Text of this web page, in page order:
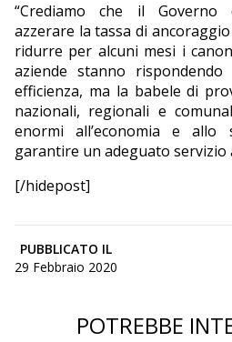
“Crediamo che il Governo
azzerare la tassa di
ridurre per alcuni mesi i
aziende stanno
efficienza, ma la babele di
nazionali, regionali e
enormi all’economia e
garantire un adeguato servizio
[/hidepost]
PUBBLICATO IL
29 Febbraio 2020
POTREBBE